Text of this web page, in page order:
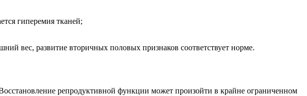
гиперемия тканей;
вес, развитие вторичных половых признаков соответствует норме.
репродуктивной функции может произойти в крайне ограниченном